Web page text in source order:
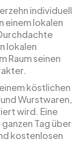
individuell
einem lokalen
lokalen
Raum seinen
köstlichen
Wurstwaren,
wird. Eine
Tag über
kostenlosen